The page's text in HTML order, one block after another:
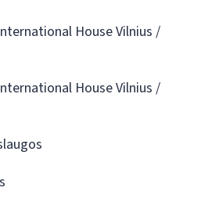
House Vilnius /
House Vilnius /